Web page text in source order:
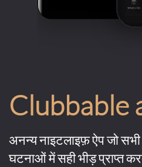
Clubbable
अनन्य नाइटलाइफ़ ऐप जो
घटनाओं में सही भीड़ प्राप्त